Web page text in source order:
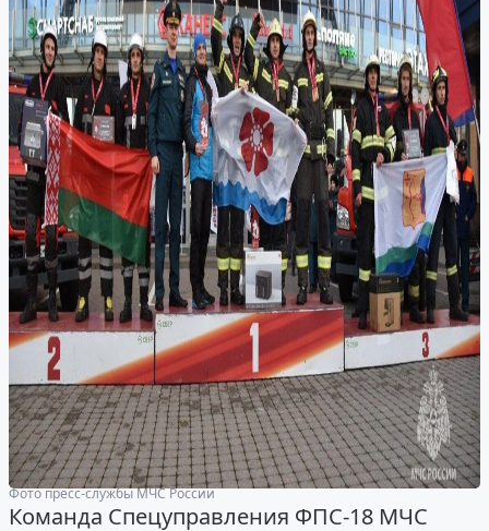
Фото пресс-службы МЧС России
Команда Спецуправления ФПС-18 МЧС